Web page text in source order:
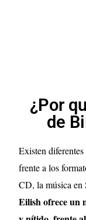
¿Por
de
Existen
frente a los
CD, la música
Eilish ofrece un